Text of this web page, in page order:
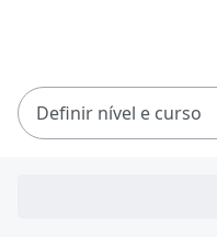
Definir nível e curso